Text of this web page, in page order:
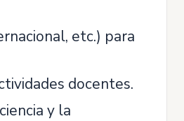
etc.) para
docentes.
y la